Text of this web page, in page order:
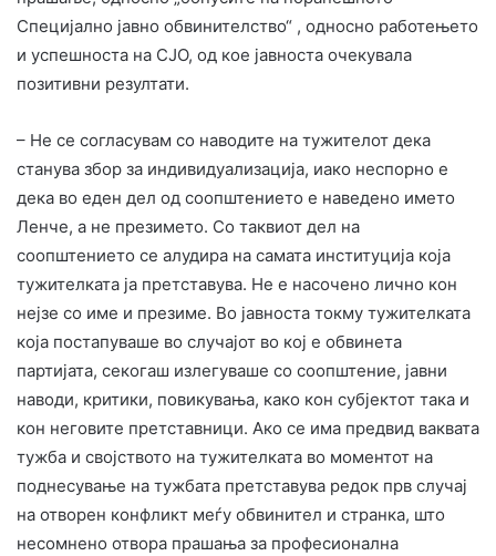
Специјално јавно обвинителство“ , односно работењето
и успешноста на СЈО, од кое јавноста очекувала
позитивни резултати.
– Не се согласувам со наводите на тужителот дека
станува збор за индивидуализација, иако неспорно е
дека во еден дел од соопштението е наведено името
Ленче, а не презимето. Со таквиот дел на
соопштението се алудира на самата институција која
тужителката ја претставува. Не е насочено лично кон
нејзе со име и презиме. Во јавноста токму тужителката
која постапуваше во случајот во кој е обвинета
партијата, секогаш излегуваше со соопштение, јавни
наводи, критики, повикувања, како кон субјектот така и
кон неговите претставници. Ако се има предвид ваквата
тужба и својството на тужителката во моментот на
поднесување на тужбата претставува редок прв случај
на отворен конфликт меѓу обвинител и странка, што
несомнено отвора прашања за професионална